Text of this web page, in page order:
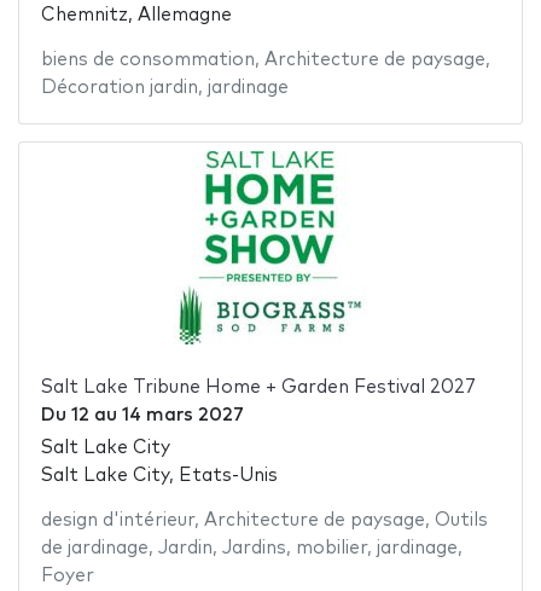
Chemnitz, Allemagne
biens de consommation, Architecture de paysage,
Décoration jardin, jardinage
Salt Lake Tribune Home + Garden Festival 2027
Du 12 au 14 mars 2027
Salt Lake City
Salt Lake City, Etats-Unis
design d'intérieur, Architecture de paysage, Outils
de jardinage, Jardin, Jardins, mobilier, jardinage,
Foyer